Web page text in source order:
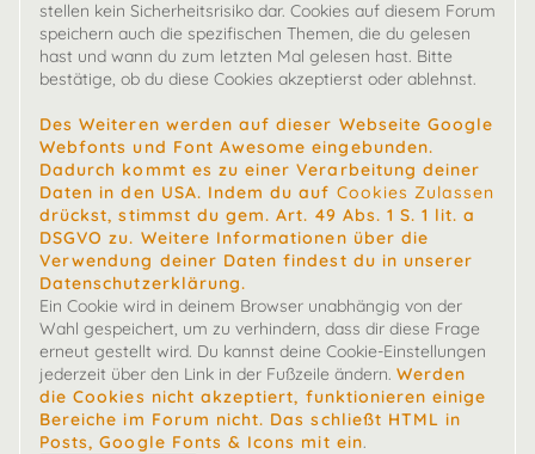
stellen kein Sicherheitsrisiko dar. Cookies auf diesem Forum
speichern auch die spezifischen Themen, die du gelesen
hast und wann du zum letzten Mal gelesen hast. Bitte
bestätige, ob du diese Cookies akzeptierst oder ablehnst.
Des Weiteren werden auf dieser Webseite Google
Webfonts und Font Awesome eingebunden.
Dadurch kommt es zu einer Verarbeitung deiner
Daten in den USA. Indem du auf Cookies Zulassen
drückst, stimmst du gem. Art. 49 Abs. 1 S. 1 lit. a
DSGVO zu. Weitere Informationen über die
Verwendung deiner Daten findest du in unserer
Datenschutzerklärung.
Ein Cookie wird in deinem Browser unabhängig von der
Wahl gespeichert, um zu verhindern, dass dir diese Frage
erneut gestellt wird. Du kannst deine Cookie-Einstellungen
jederzeit über den Link in der Fußzeile ändern. Werden
die Cookies nicht akzeptiert, funktionieren einige
Bereiche im Forum nicht. Das schließt HTML in
Posts, Google Fonts & Icons mit ein.